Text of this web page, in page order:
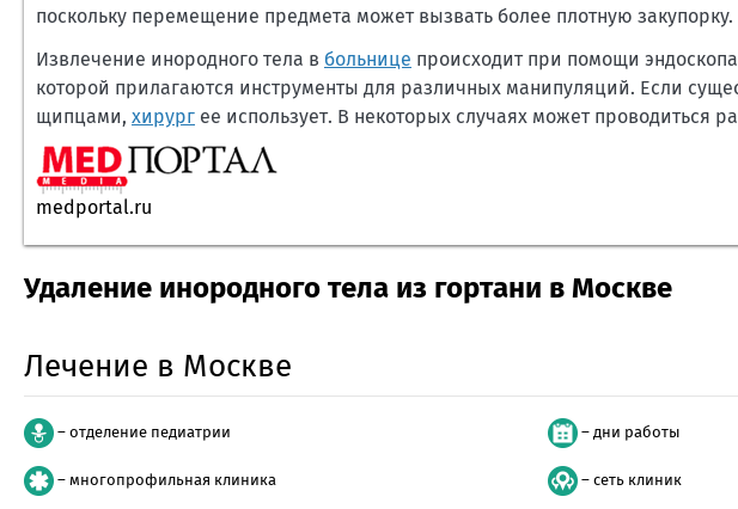
поскольку перемещение предмета может вызвать более плотную закупорку.
Извлечение инородного тела в больнице происходит при помощи
которой прилагаются инструменты для различных манипуляций. Если
щипцами, хирург ее использует. В некоторых случаях может проводиться
medportal.ru
Удаление инородного тела из гортани в Москве
Лечение в Москве
– отделение педиатрии – дни работы
– многопрофильная клиника – сеть клиник